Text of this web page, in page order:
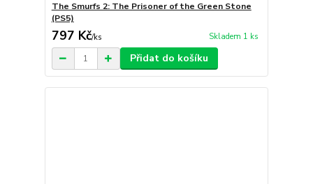
The Smurfs 2: The Prisoner of the Green Stone
(PS5)
797 Kč/ks Skladem 1 ks
Přidat do košíku